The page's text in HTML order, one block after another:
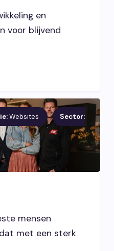
en
voor blijvend
Websites
Sector:
mensen
met een sterk